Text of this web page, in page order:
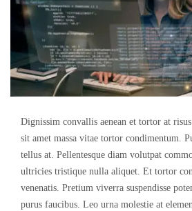
Dignissim convallis aenean et tortor at
sit amet massa vitae tortor condimentum.
tellus at. Pellentesque diam volutpat
ultricies tristique nulla aliquet. Et tortor
venenatis. Pretium viverra suspendisse
purus faucibus. Leo urna molestie at